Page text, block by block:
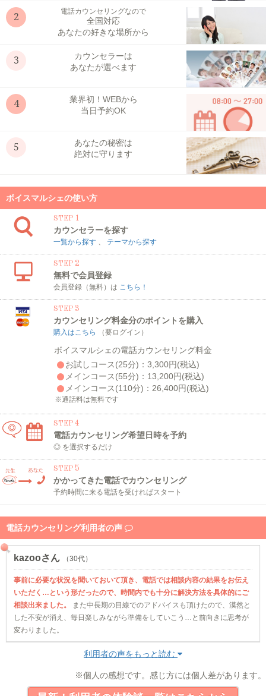
2 電話カウンセリングなので
全国対応
あなたの好きな場所から
3
カウンセラーは
あなたが選べます
4
業界初！WEBから
当日予約OK
5
あなたの秘密は
絶対に守ります
ボイスマルシェの使い方
STEP 1
カウンセラーを探す
一覧から探す 、 テーマから探す
STEP 2
無料で会員登録
会員登録（無料）は こちら！
STEP 3
カウンセリング料金分のポイントを購入
購入はこちら （要ログイン）
ボイスマルシェの電話カウンセリング料金
お試しコース(25分)：3,300円(税込)
メインコース(55分)：13,200円(税込)
メインコース(110分)：26,400円(税込)
※通話料は無料です
STEP 4
電話カウンセリング希望日時を予約
◎ を選択するだけ
STEP 5
かかってきた電話でカウンセリング
予約時間に来る電話を受ければスタート
電話カウンセリング利用者の声
kazooさん （30代）
事前に必要な状況を聞いておいて頂き、電話では相談内容の結果をお伝え
いただく…という形だったので、時間内でも十分に解決方法を具体的にご
相談出来ました。
また中長期の目線でのアドバイスも頂けたので、漠然と
した不安が消え、毎日楽しみながら準備をしていこう…と前向きに思考が
変わりました。
利用者の声をもっと読む
※個人の感想です。感じ方には個人差があります。